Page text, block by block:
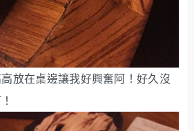
放在桌邊讓我好興奮阿！好久沒